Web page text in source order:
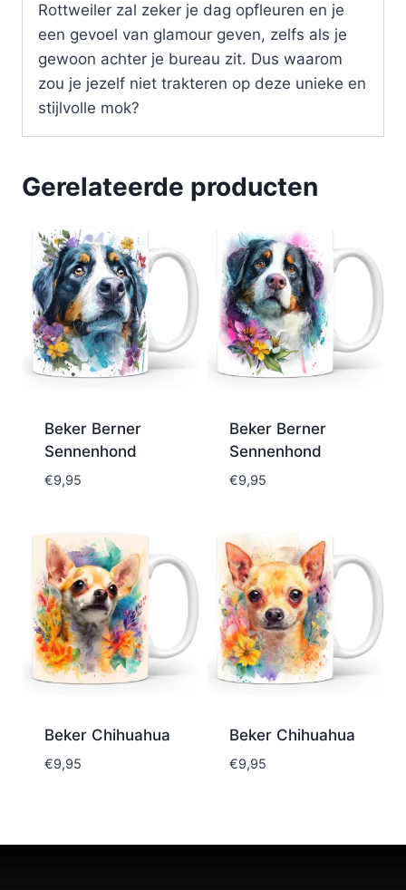
Rottweiler zal zeker je dag opfleuren en je
een gevoel van glamour geven, zelfs als je
gewoon achter je bureau zit. Dus waarom
zou je jezelf niet trakteren op deze unieke en
stijlvolle mok?
Gerelateerde producten
Beker Berner
Sennenhond
€9,95
Beker Berner
Sennenhond
€9,95
Beker Chihuahua
€9,95
Beker Chihuahua
€9,95